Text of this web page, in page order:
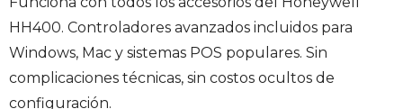
HH400. Controladores avanzados incluidos para
Windows, Mac y sistemas POS populares. Sin
complicaciones técnicas, sin costos ocultos de
configuración.